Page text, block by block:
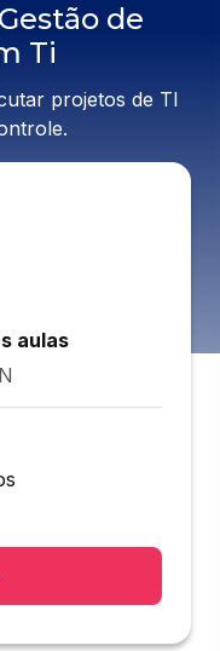
de
Ti
projetos de TI
aulas